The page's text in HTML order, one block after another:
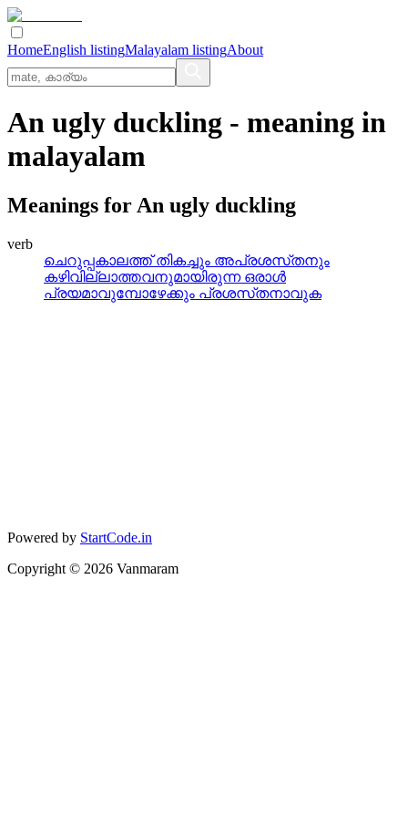
HomeEnglish listingMalayalam listingAbout
An ugly duckling - meaning in
malayalam
Meanings for An ugly duckling
verb
ചെറുപ്പകാലത്ത്‌ തികച്ചും അപ്രശസ്‌തനും
കഴിവില്ലാത്തവനുമായിരുന്ന ഒരാള്‍
പ്രയമാവുമ്പോഴേക്കും പ്രശസ്‌തനാവുക
Powered by StartCode.in
Copyright © 2026 Vanmaram